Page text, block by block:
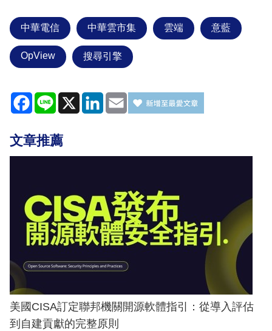
中華電信 中華雲市集 雲端 意藍
OpView 搜尋引擎
Facebook
Line X LinkedIn
Email
文章推薦
美國CISA訂定聯邦機關開源軟體指引：從導入評估
到自建貢獻的完整原則